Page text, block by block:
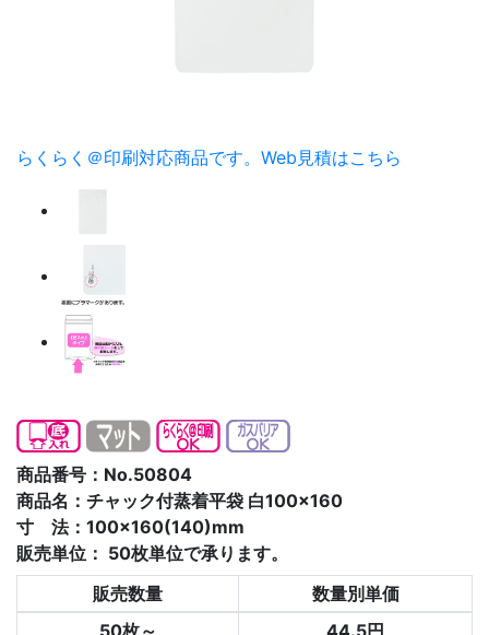
らくらく＠印刷対応商品です。 Web見積はこちら
商品番号：No.50804
商品名：チャック付蒸着平袋 白100×160
寸 法：100×160(140)mm
販売単位： 50枚単位で承ります。
販売数量
数量別単価
50枚～
44.5円